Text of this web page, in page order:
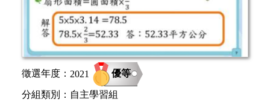
徵選年度： 2021 優等
分組類別： 自主學習組